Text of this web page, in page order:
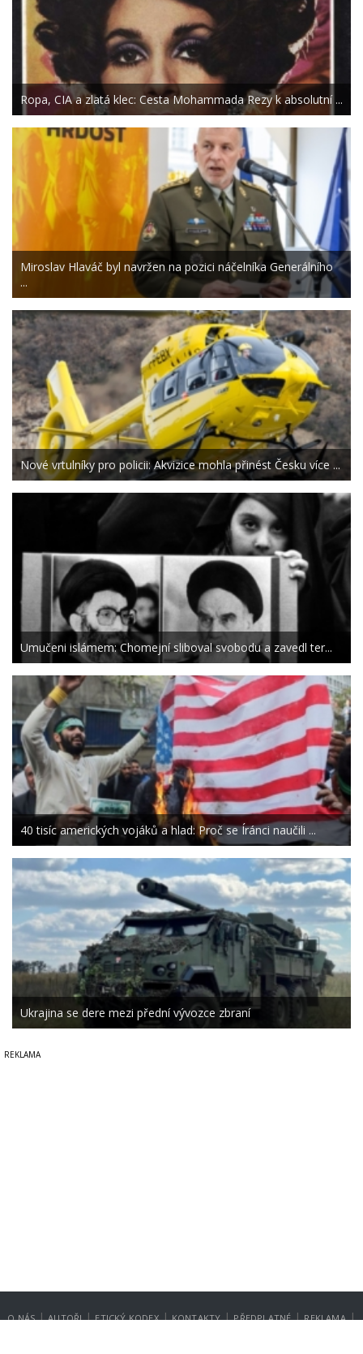
Ropa, CIA a zlatá klec: Cesta Mohammada Rezy k absolutní ...
Miroslav Hlaváč byl navržen na pozici náčelníka Generálního
...
Nové vrtulníky pro policii: Akvizice mohla přinést Česku více ...
Umučeni islámem: Chomejní sliboval svobodu a zavedl ter...
40 tisíc amerických vojáků a hlad: Proč se Íránci naučili ...
Ukrajina se dere mezi přední vývozce zbraní
O NÁS | AUTOŘI | ETICKÝ KODEX | KONTAKTY | PŘEDPLATNÉ | REKLAMA |